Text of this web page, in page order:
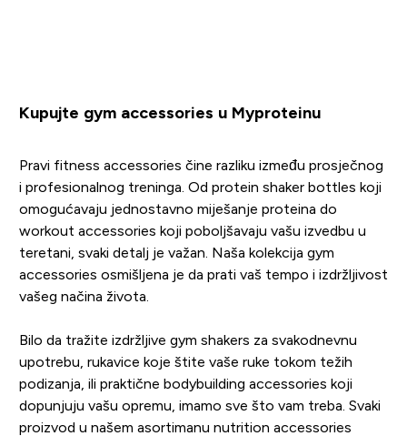
Kupujte gym accessories u Myproteinu
Pravi fitness accessories čine razliku između prosječnog
i profesionalnog treninga. Od protein shaker bottles koji
omogućavaju jednostavno miješanje proteina do
workout accessories koji poboljšavaju vašu izvedbu u
teretani, svaki detalj je važan. Naša kolekcija gym
accessories osmišljena je da prati vaš tempo i izdržljivost
vašeg načina života.
Bilo da tražite izdržljive gym shakers za svakodnevnu
upotrebu, rukavice koje štite vaše ruke tokom težih
podizanja, ili praktične bodybuilding accessories koji
dopunjuju vašu opremu, imamo sve što vam treba. Svaki
proizvod u našem asortimanu nutrition accessories